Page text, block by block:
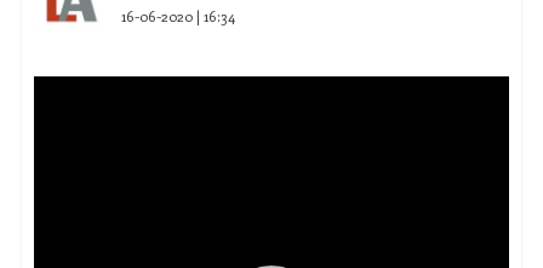
16-06-2020 | 16:34